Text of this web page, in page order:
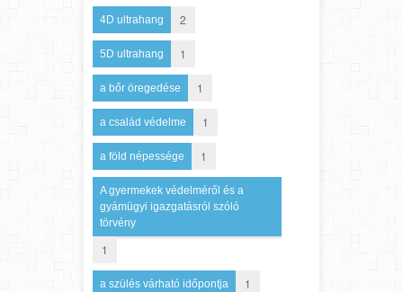
4D ultrahang 2
5D ultrahang 1
a bőr öregedése 1
a család védelme 1
a föld népessége 1
A gyermekek védelméről és a
gyámügyi igazgatásról szóló
törvény
1
a szülés várható időpontja 1